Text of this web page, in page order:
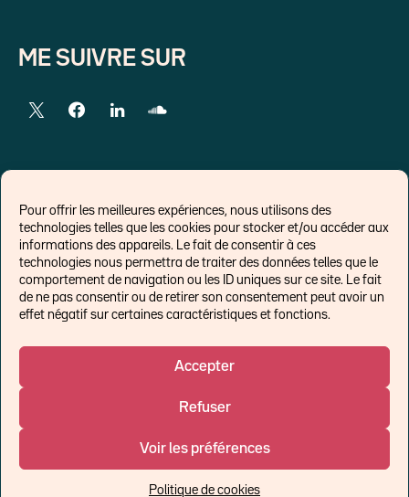
Pour offrir les meilleures expériences, nous utilisons des
technologies telles que les cookies pour stocker et/ou accéder aux
informations des appareils. Le fait de consentir à ces
technologies nous permettra de traiter des données telles que le
comportement de navigation ou les ID uniques sur ce site. Le fait
de ne pas consentir ou de retirer son consentement peut avoir un
effet négatif sur certaines caractéristiques et fonctions.
Accepter
Refuser
Voir les préférences
Politique de cookies
ME SUIVRE SUR
LIENS EXTERNES
Chroniques pour Forbes
Economistes
Think tank
Politique de cookies (UE)
Un affilié de :